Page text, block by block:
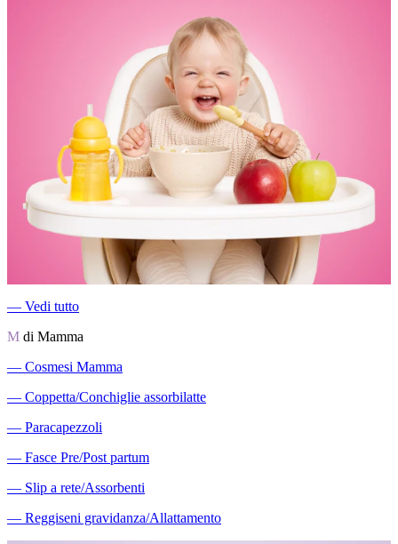
― Vedi tutto
M di Mamma
― Cosmesi Mamma
― Coppetta/Conchiglie assorbilatte
― Paracapezzoli
― Fasce Pre/Post partum
― Slip a rete/Assorbenti
― Reggiseni gravidanza/Allattamento